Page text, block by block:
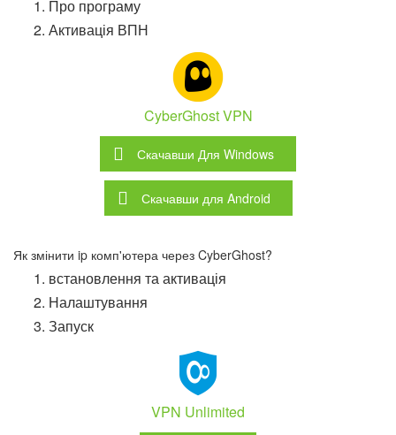
Про програму
Активація ВПН
CyberGhost VPN
Скачавши Для Windows
Скачавши для Android
Як змінити ip комп'ютера через CyberGhost?
встановлення та активація
Налаштування
Запуск
VPN Unlimited